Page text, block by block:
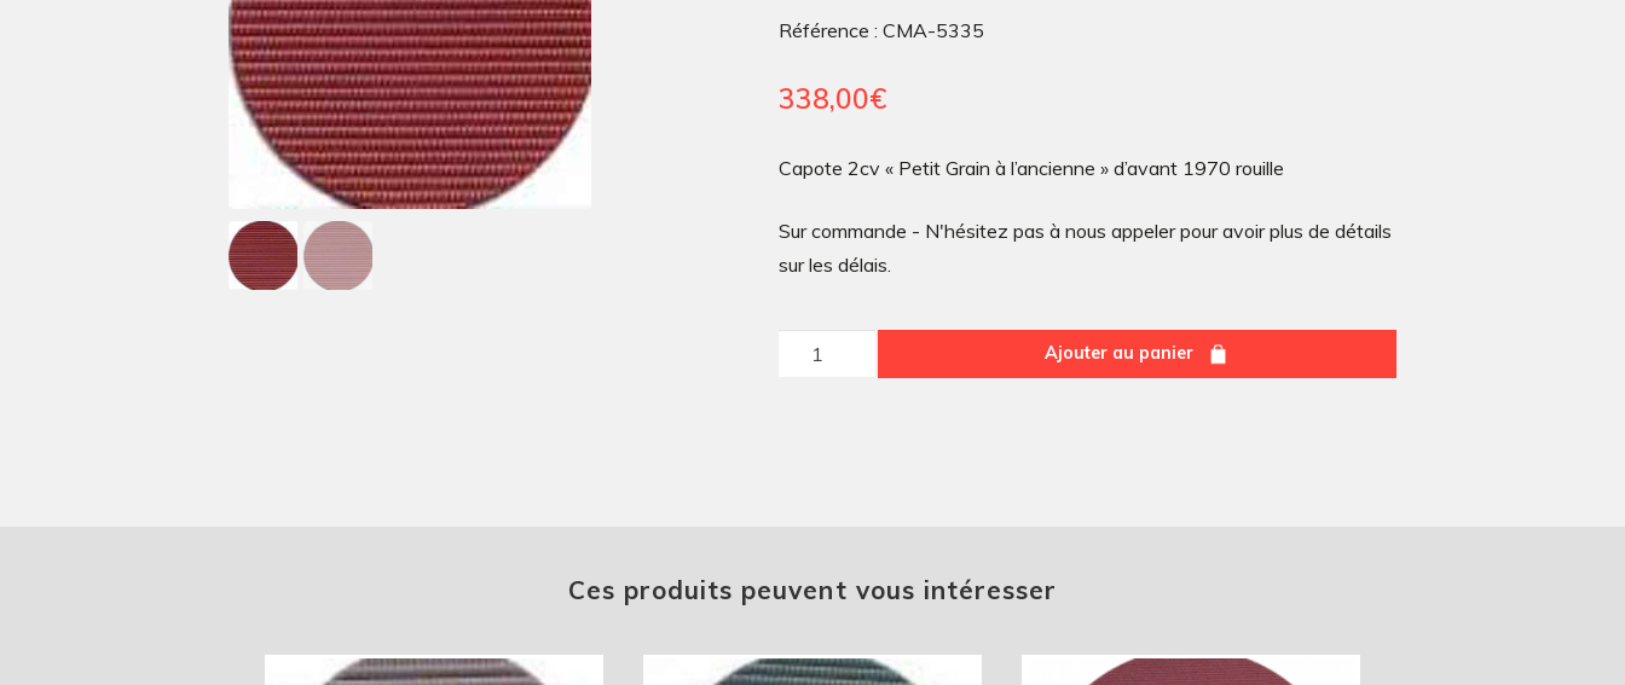
Référence : CMA-5335
338,00€
Capote 2cv « Petit Grain à l’ancienne » d’avant 1970 rouille
Sur commande - N'hésitez pas à nous appeler pour avoir plus de détails
sur les délais.
quantité
l'ancienne »
1970
Ajouter au panier
Ces produits peuvent vous intéresser